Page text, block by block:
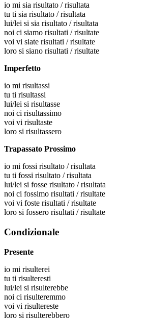
io mi sia risultato / risultata
tu ti sia risultato / risultata
lui/lei si sia risultato / risultata
noi ci siamo risultati / risultate
voi vi siate risultati / risultate
loro si siano risultati / risultate
Imperfetto
io mi risultassi
tu ti risultassi
lui/lei si risultasse
noi ci risultassimo
voi vi risultaste
loro si risultassero
Trapassato Prossimo
io mi fossi risultato / risultata
tu ti fossi risultato / risultata
lui/lei si fosse risultato / risultata
noi ci fossimo risultati / risultate
voi vi foste risultati / risultate
loro si fossero risultati / risultate
Condizionale
Presente
io mi risulterei
tu ti risulteresti
lui/lei si risulterebbe
noi ci risulteremmo
voi vi risultereste
loro si risulterebbero